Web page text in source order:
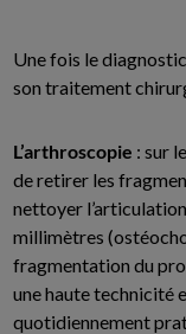
Une fois le
son traitement
L’arthroscopie : sur
de retirer les
nettoyer
millimètres
fragmentation du
une haute technicité
quotidiennement